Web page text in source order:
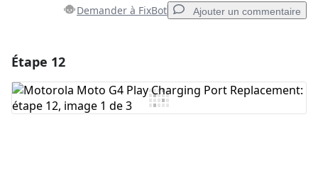
Demander à FixBot Ajouter un commentaire
Ajouter un commentaire
Étape 12